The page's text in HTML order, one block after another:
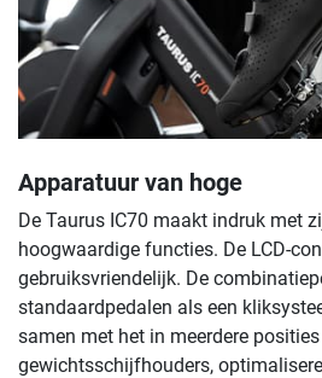
Apparatuur van hoge
De Taurus IC70 maakt indruk met
hoogwaardige functies. De LCD-
gebruiksvriendelijk. De
standaardpedalen als een
samen met het in meerdere
gewichtsschijfhouders,